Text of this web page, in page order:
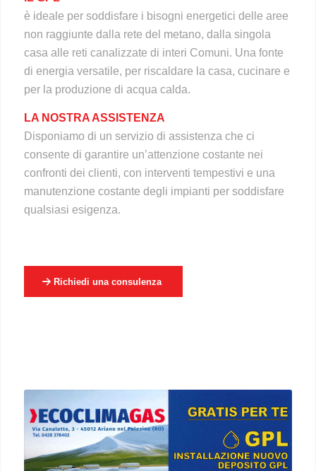
è ideale per soddisfare i bisogni energetici delle aree
non raggiunte dalla rete del metano, dalla singola
casa alle reti canalizzate di interi Comuni. Una fonte
di energia versatile, per riscaldare la casa, cucinare e
per la produzione di acqua calda.
LA NOSTRA ASSISTENZA
Disponiamo di un servizio di assistenza che ci
consente di garantire un’attenzione costante nei
confronti dei clienti, con interventi tempestivi e una
manutenzione costante degli impianti per soddisfare
qualsiasi esigenza.
Richiedi una consulenza